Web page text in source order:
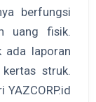
berfungsi
uang fisik.
ada laporan
struk.
YAZCORP.id